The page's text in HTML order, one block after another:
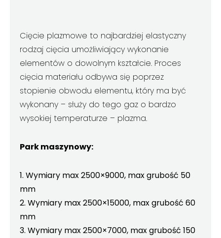
Cięcie plazmowe to najbardziej elastyczny
rodzaj cięcia umożliwiający wykonanie
elementów o dowolnym kształcie. Proces
cięcia materiału odbywa się poprzez
stopienie obwodu elementu, który ma być
wykonany – służy do tego gaz o bardzo
wysokiej temperaturze – plazma.
Park maszynowy:
1. Wymiary max 2500×9000, max grubość 50
mm
2. Wymiary max 2500×15000, max grubość 60
mm
3. Wymiary max 2500×7000, max grubość 150